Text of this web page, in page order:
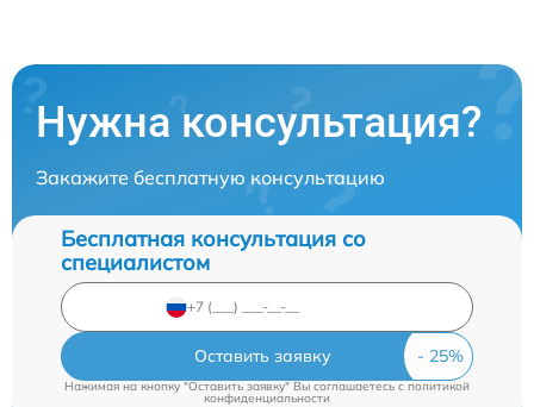
Нужна консультация?
Закажите бесплатную консультацию
Бесплатная консультация со
специалистом
Оставить заявку
Нажимая на кнопку "Оставить заявку" Вы соглашаетесь cполитикой
конфиденциальности